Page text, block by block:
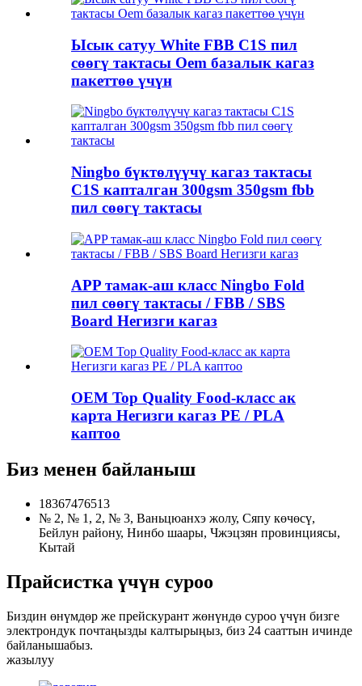
Ысык сатуу White FBB C1S пил
сөөгү тактасы Oem базалык кагаз
пакеттөө үчүн
Ningbo бүктөлүүчү кагаз тактасы
C1S капталган 300gsm 350gsm fbb
пил сөөгү тактасы
APP тамак-аш класс Ningbo Fold
пил сөөгү тактасы / FBB / SBS
Board Негизги кагаз
OEM Top Quality Food-класс ак
карта Негизги кагаз PE / PLA
каптоо
Биз менен байланыш
18367476513
№ 2, № 1, 2, № 3, Ваньцюанхэ жолу, Сяпу көчөсү,
Бейлун району, Нинбо шаары, Чжэцзян провинциясы,
Кытай
Прайсистка үчүн суроо
Биздин өнүмдөр же прейскурант жөнүндө суроо үчүн бизге
электрондук почтаңызды калтырыңыз, биз 24 сааттын ичинде
байланышабыз.
жазылуу